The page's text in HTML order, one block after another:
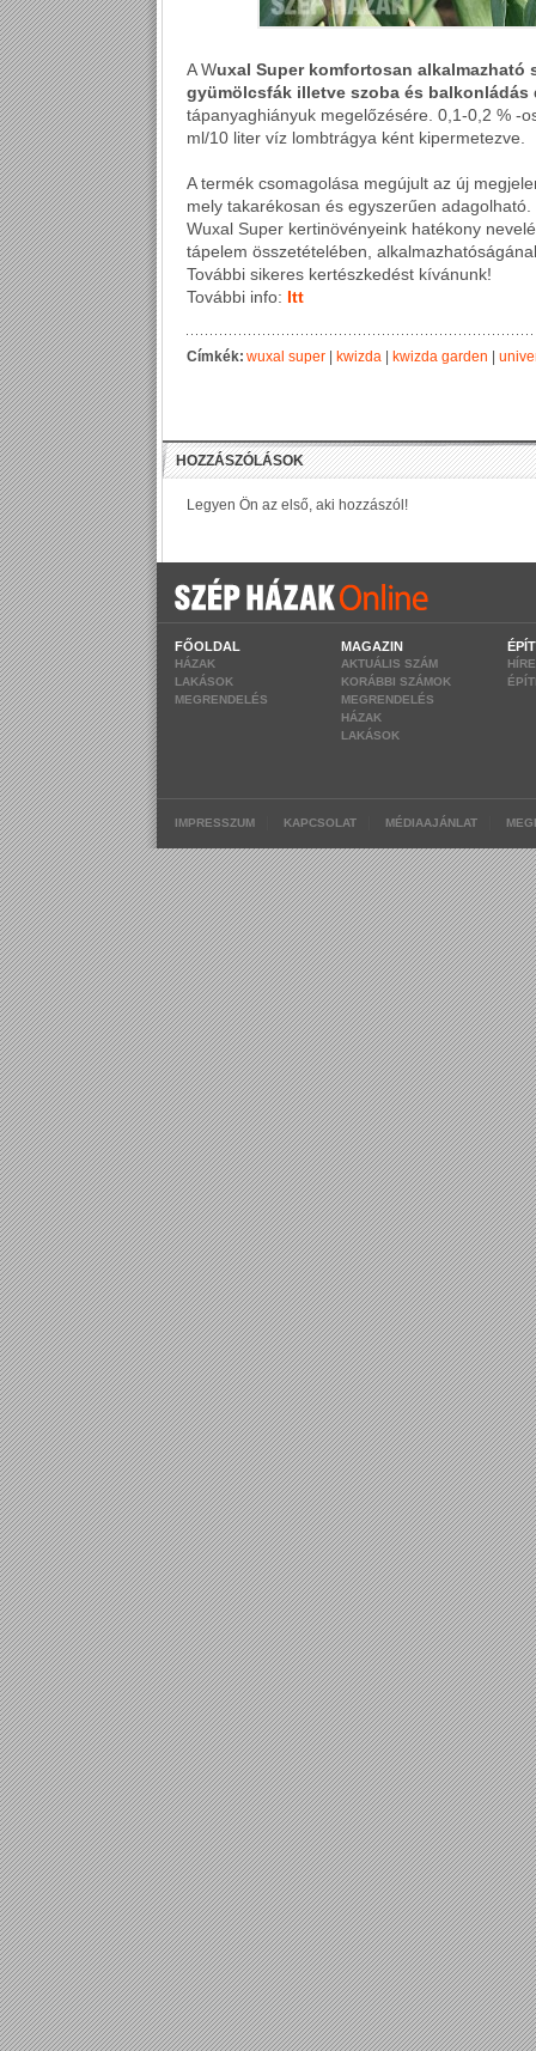
A Wuxal Super komfortosan alkalmazható
gyümölcsfák illetve szoba és
tápanyaghiányuk megelőzésére. 0,1-0,2 % -
ml/10 liter víz lombtrágya ként kipermetezve.
A termék csomagolása megújult az új
mely takarékosan és egyszerűen adagolható.
Wuxal Super kertinövényeink hatékony
tápelem összetételében,
További sikeres kertészkedést kívánunk!
További info: Itt
Címkék:wuxal super kwizda kwizda garden
FŐOLDAL
HÁZAK
LAKÁSOK
MEGRENDELÉS
MAGAZIN
AKTUÁLIS SZÁM
KORÁBBI SZÁMOK
MEGRENDELÉS
HÁZAK
LAKÁSOK
IMPRESSZUM KAPCSOLAT MÉDIAAJÁNLAT